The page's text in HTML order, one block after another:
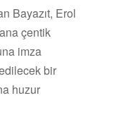
Bayazıt, Erol
çentik
imza
bir
huzur